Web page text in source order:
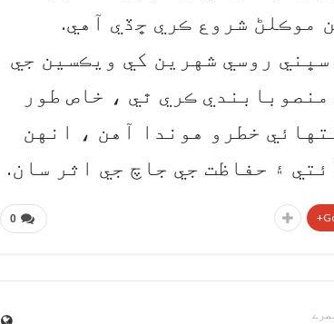
موڪلڻ شروع ڪري ڇڏي آهي.
روسي شهرين کي ويڪسين جي
ڪري ٿي ، خاص طور
خطرو هوندا آهن ، انهن
۽ حفاظت جي جاچ جي اثر سان.
0